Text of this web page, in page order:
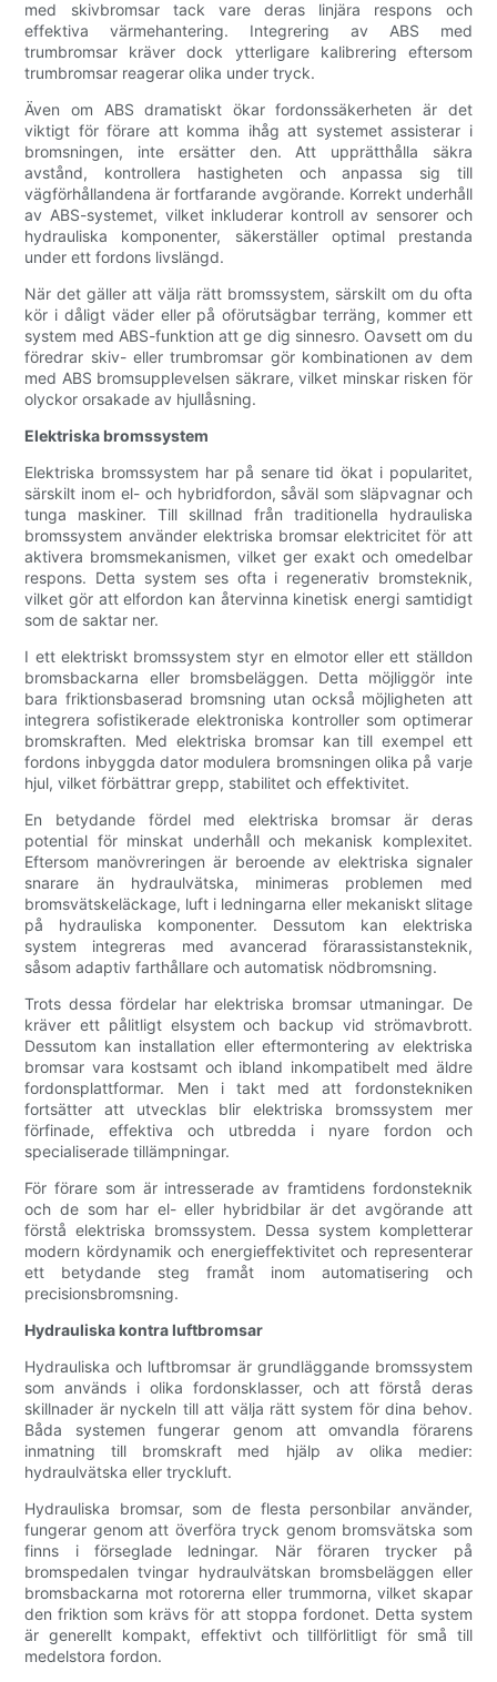
med skivbromsar tack vare deras linjära respons och
effektiva värmehantering. Integrering av ABS med
trumbromsar kräver dock ytterligare kalibrering eftersom
trumbromsar reagerar olika under tryck.
Även om ABS dramatiskt ökar fordonssäkerheten är det
viktigt för förare att komma ihåg att systemet assisterar i
bromsningen, inte ersätter den. Att upprätthålla säkra
avstånd, kontrollera hastigheten och anpassa sig till
vägförhållandena är fortfarande avgörande. Korrekt underhåll
av ABS-systemet, vilket inkluderar kontroll av sensorer och
hydrauliska komponenter, säkerställer optimal prestanda
under ett fordons livslängd.
När det gäller att välja rätt bromssystem, särskilt om du ofta
kör i dåligt väder eller på oförutsägbar terräng, kommer ett
system med ABS-funktion att ge dig sinnesro. Oavsett om du
föredrar skiv- eller trumbromsar gör kombinationen av dem
med ABS bromsupplevelsen säkrare, vilket minskar risken för
olyckor orsakade av hjullåsning.
Elektriska bromssystem
Elektriska bromssystem har på senare tid ökat i popularitet,
särskilt inom el- och hybridfordon, såväl som släpvagnar och
tunga maskiner. Till skillnad från traditionella hydrauliska
bromssystem använder elektriska bromsar elektricitet för att
aktivera bromsmekanismen, vilket ger exakt och omedelbar
respons. Detta system ses ofta i regenerativ bromsteknik,
vilket gör att elfordon kan återvinna kinetisk energi samtidigt
som de saktar ner.
I ett elektriskt bromssystem styr en elmotor eller ett ställdon
bromsbackarna eller bromsbeläggen. Detta möjliggör inte
bara friktionsbaserad bromsning utan också möjligheten att
integrera sofistikerade elektroniska kontroller som optimerar
bromskraften. Med elektriska bromsar kan till exempel ett
fordons inbyggda dator modulera bromsningen olika på varje
hjul, vilket förbättrar grepp, stabilitet och effektivitet.
En betydande fördel med elektriska bromsar är deras
potential för minskat underhåll och mekanisk komplexitet.
Eftersom manövreringen är beroende av elektriska signaler
snarare än hydraulvätska, minimeras problemen med
bromsvätskeläckage, luft i ledningarna eller mekaniskt slitage
på hydrauliska komponenter. Dessutom kan elektriska
system integreras med avancerad förarassistansteknik,
såsom adaptiv farthållare och automatisk nödbromsning.
Trots dessa fördelar har elektriska bromsar utmaningar. De
kräver ett pålitligt elsystem och backup vid strömavbrott.
Dessutom kan installation eller eftermontering av elektriska
bromsar vara kostsamt och ibland inkompatibelt med äldre
fordonsplattformar. Men i takt med att fordonstekniken
fortsätter att utvecklas blir elektriska bromssystem mer
förfinade, effektiva och utbredda i nyare fordon och
specialiserade tillämpningar.
För förare som är intresserade av framtidens fordonsteknik
och de som har el- eller hybridbilar är det avgörande att
förstå elektriska bromssystem. Dessa system kompletterar
modern kördynamik och energieffektivitet och representerar
ett betydande steg framåt inom automatisering och
precisionsbromsning.
Hydrauliska kontra luftbromsar
Hydrauliska och luftbromsar är grundläggande bromssystem
som används i olika fordonsklasser, och att förstå deras
skillnader är nyckeln till att välja rätt system för dina behov.
Båda systemen fungerar genom att omvandla förarens
inmatning till bromskraft med hjälp av olika medier:
hydraulvätska eller tryckluft.
Hydrauliska bromsar, som de flesta personbilar använder,
fungerar genom att överföra tryck genom bromsvätska som
finns i förseglade ledningar. När föraren trycker på
bromspedalen tvingar hydraulvätskan bromsbeläggen eller
bromsbackarna mot rotorerna eller trummorna, vilket skapar
den friktion som krävs för att stoppa fordonet. Detta system
är generellt kompakt, effektivt och tillförlitligt för små till
medelstora fordon.